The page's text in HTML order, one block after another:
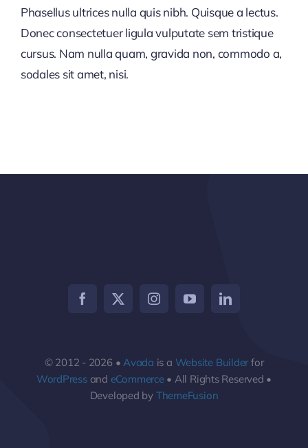
Phasellus ultrices nulla quis nibh. Quisque a lectus.
Donec consectetuer ligula vulputate sem tristique
cursus. Nam nulla quam, gravida non, commodo a,
sodales sit amet, nisi.
© 2012 - 2026 •Avada is a Website Builder for
WordPressand eCommerce• All Rights Reserved •
Developed by ThemeFusion